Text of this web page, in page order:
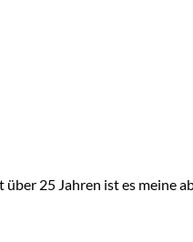
25 Jahren ist es meine